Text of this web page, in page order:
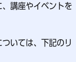
講座やイベントを
いては、下記のリ